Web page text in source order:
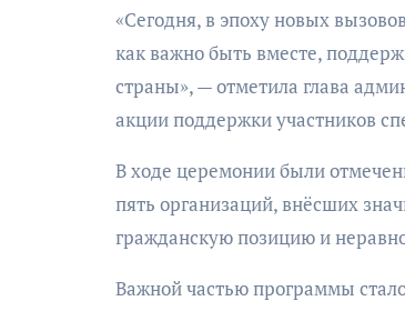
«Сегодня, в эпоху новых
как важно быть вместе,
страны», — отметила глава
акции поддержки участников
В ходе церемонии были
пять организаций, внёсших
гражданскую позицию и
Важной частью программы